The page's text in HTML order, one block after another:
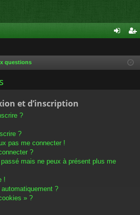
cri
questions
et d’inscription
?
?
pas me connecter !
?
mais ne peux à présent plus me
!
?
» ?